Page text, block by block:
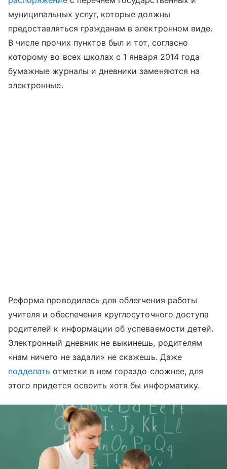
муниципальных услуг, которые должны
предоставляться гражданам в электронном виде.
В числе прочих пунктов был и тот, согласно
которому во всех школах с 1 января 2014 года
бумажные журналы и дневники заменяются на
электронные.
Реформа проводилась для облегчения работы
учителя и обеспечения круглосуточного доступа
родителей к информации об успеваемости детей.
Электронный дневник не выкинешь, родителям
«нам ничего не задали» не скажешь. Даже
подделать отметки в нем гораздо сложнее, для
этого придется освоить хотя бы информатику.